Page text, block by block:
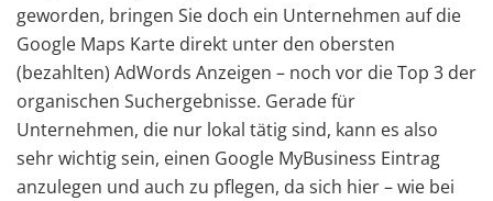
geworden, bringen Sie doch ein Unternehmen auf die
Google Maps Karte direkt unter den obersten
(bezahlten) AdWords Anzeigen – noch vor die Top 3 der
organischen Suchergebnisse. Gerade für
Unternehmen, die nur lokal tätig sind, kann es also
sehr wichtig sein, einen Google MyBusiness Eintrag
anzulegen und auch zu pflegen, da sich hier – wie bei